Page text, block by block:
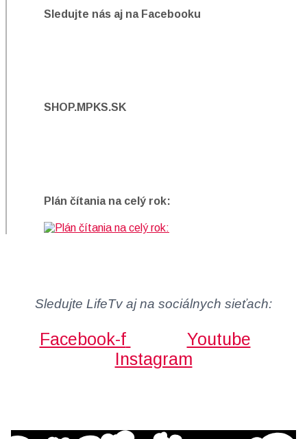
Sledujte nás aj na Facebooku
SHOP.MPKS.SK
Plán čítania na celý rok:
Sledujte LifeTv aj na sociálnych sieťach:
Facebook-f
Youtube
Instagram